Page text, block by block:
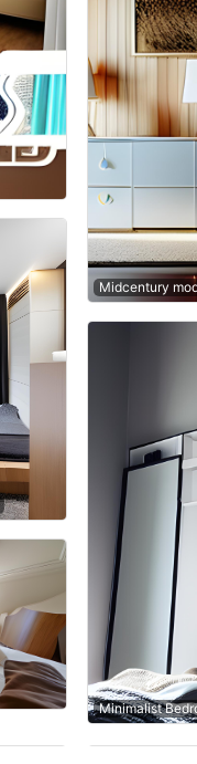
Midcentury
Minimalist